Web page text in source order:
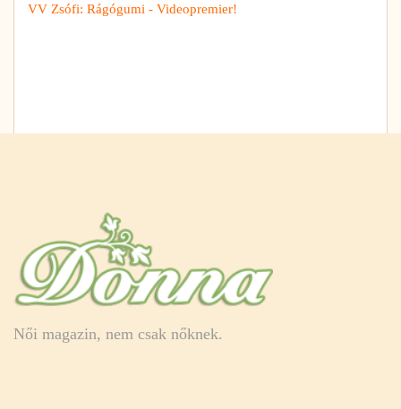
VV Zsófi: Rágógumi - Videopremier!
Női magazin, nem csak nőknek.